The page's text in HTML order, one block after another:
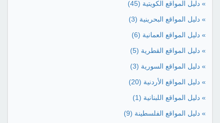
» دليل المواقع الكويتية (45)
» دليل المواقع البحرينية (3)
» دليل المواقع العمانية (6)
» دليل المواقع القطرية (5)
» دليل المواقع السورية (3)
» دليل المواقع الأردنية (20)
» دليل المواقع اللبنانية (1)
» دليل المواقع الفلسطينة (9)